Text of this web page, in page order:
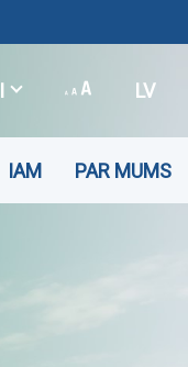
LV
IAM PAR MUMS